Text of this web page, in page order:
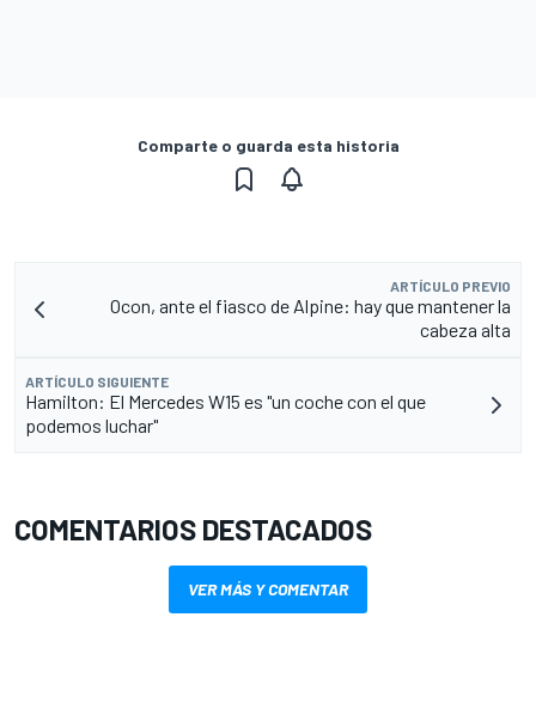
Comparte o guarda esta historia
ARTÍCULO PREVIO
Ocon, ante el fiasco de Alpine: hay que mantener la
cabeza alta
ARTÍCULO SIGUIENTE
Hamilton: El Mercedes W15 es "un coche con el que
podemos luchar"
COMENTARIOS DESTACADOS
VER MÁS Y COMENTAR